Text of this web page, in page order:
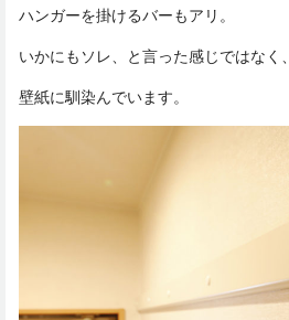
ハンガーを掛けるバーもアリ。
いかにもソレ、と言った感じではなく、
壁紙に馴染んでいます。